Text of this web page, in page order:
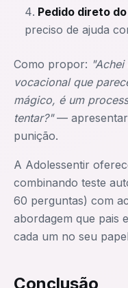
Pedido direto
preciso de ajuda
Como propor:
vocacional que
mágico, é um
tentar?"— apresentar
punição.
A Adolessentir
combinando teste
60 perguntas) com
abordagem que pais
cada um no seu
Conclusão